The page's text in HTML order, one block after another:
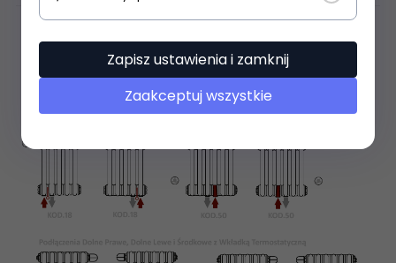
Zapisz ustawienia i zamknij
Zaakceptuj wszystkie